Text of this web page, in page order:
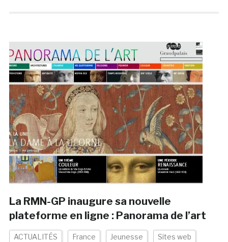
La RMN-GP inaugure sa nouvelle
plateforme en ligne : Panorama de l’art
ACTUALITÉS France Jeunesse Sites web